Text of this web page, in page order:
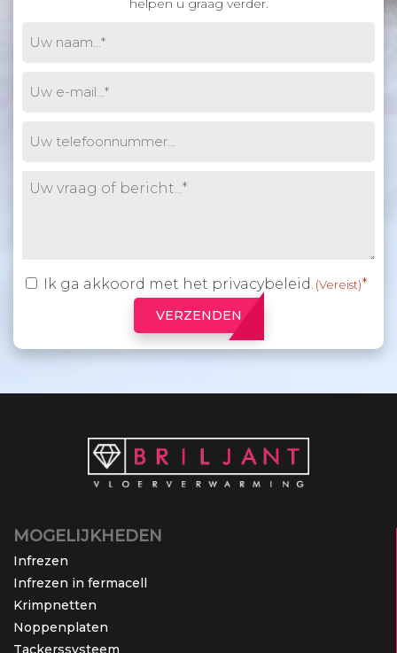
helpen u graag verder.
naam
(Vereist)
mail (Vereist)
Untitled (Vereist)
Toestemming(Vereist)
Ik ga akkoord met het privacybeleid. (Vereist)
VERZENDEN
MOGELIJKHEDEN
Infrezen
Infrezen in fermacell
Krimpnetten
Noppenplaten
Tackerssysteem